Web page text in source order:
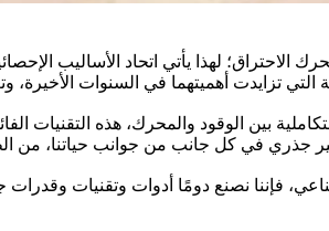
لهذا يأتي اتحاد الأساليب
بين الوقود والمحرك، هذه التقنيات
فإننا نصنع دومًا أدوات وتقنيات